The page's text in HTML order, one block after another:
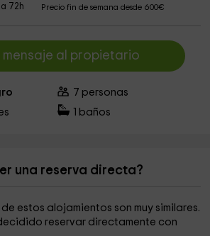
72h Precio fin de semana desde 600€
mensaje al propietario
7 personas
baños
una reserva directa?
estos alojamientos son muy similares.
reservar directamente con